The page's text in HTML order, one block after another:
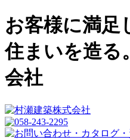
お客様に満足
住まいを造る
会社